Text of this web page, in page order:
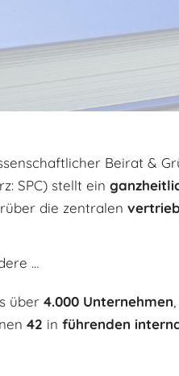
Beirat &
SPC)stellt ein
die zentralen
…
über 4.000 Unternehmen
42 in führenden